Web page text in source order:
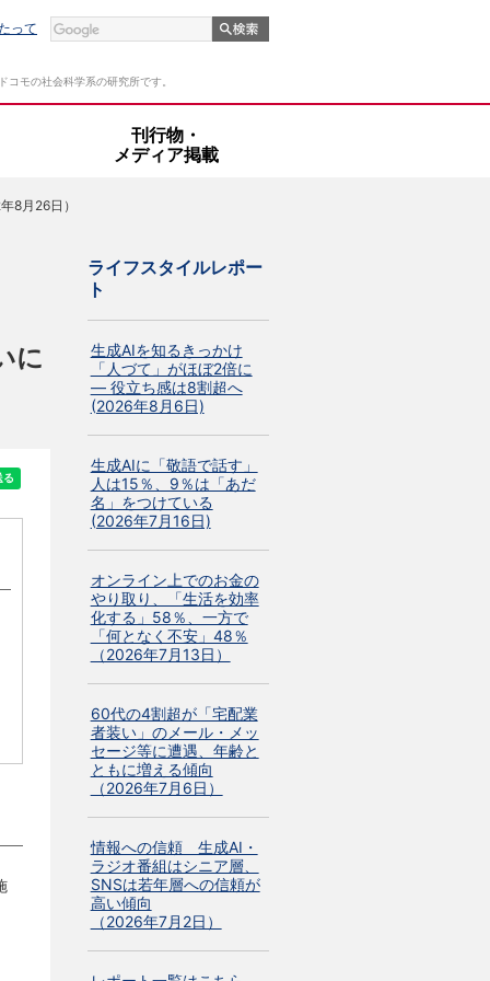
って
モの社会科学系の研究所です。
刊行物・
メディア掲載
8月26日）
に
ライフスタイルレポー
ト
生成AIを知るきっかけ
「人づて」がほぼ2倍に
― 役立ち感は8割超へ
(2026年8月6日)
生成AIに「敬語で話す」
人は15％、9％は「あだ
名」をつけている
(2026年7月16日)
オンライン上でのお金の
やり取り、「生活を効率
化する」58％、一方で
「何となく不安」48％
（2026年7月13日）
60代の4割超が「宅配業
者装い」のメール・メッ
セージ等に遭遇、年齢と
ともに増える傾向
（2026年7月6日）
情報への信頼 生成AI・
ラジオ番組はシニア層、
SNSは若年層への信頼が
高い傾向
（2026年7月2日）